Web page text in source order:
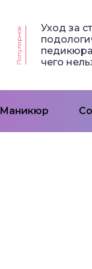
Популярное
Уход за
чего
Маникюр